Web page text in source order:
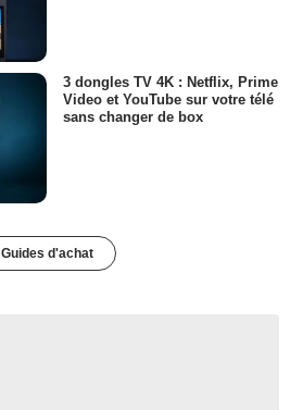
3 dongles TV 4K : Netflix, Prime
Video et YouTube sur votre télé
sans changer de box
Guides d'achat